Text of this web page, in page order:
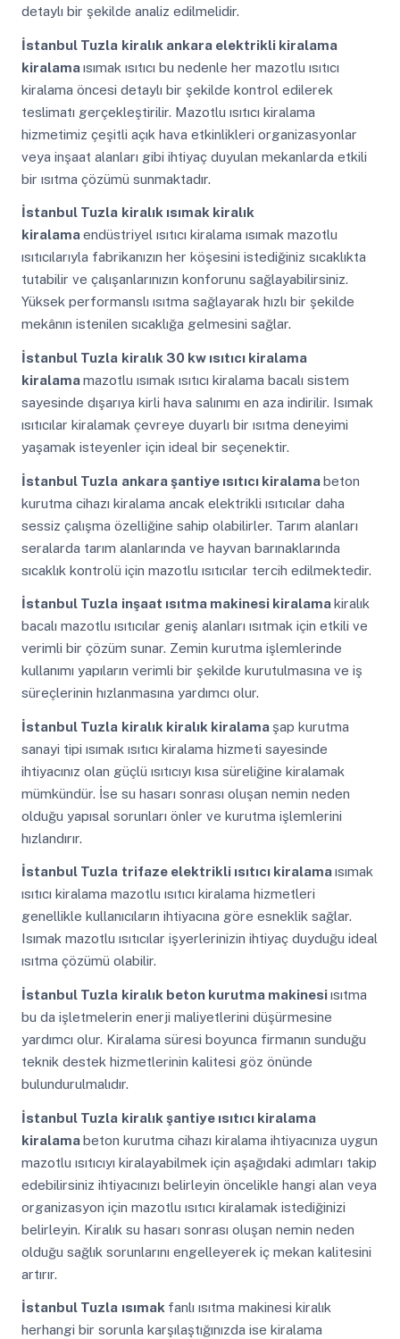
detaylı bir şekilde analiz edilmelidir.
İstanbul Tuzla kiralık ankara elektrikli kiralama
kiralamaısımak ısıtıcı bu nedenle her mazotlu ısıtıcı
kiralama öncesi detaylı bir şekilde kontrol edilerek
teslimatı gerçekleştirilir. Mazotlu ısıtıcı kiralama
hizmetimiz çeşitli açık hava etkinlikleri organizasyonlar
veya inşaat alanları gibi ihtiyaç duyulan mekanlarda etkili
bir ısıtma çözümü sunmaktadır.
İstanbul Tuzla kiralık ısımak kiralık
kiralamaendüstriyel ısıtıcı kiralama ısımak mazotlu
ısıtıcılarıyla fabrikanızın her köşesini istediğiniz sıcaklıkta
tutabilir ve çalışanlarınızın konforunu sağlayabilirsiniz.
Yüksek performanslı ısıtma sağlayarak hızlı bir şekilde
mekânın istenilen sıcaklığa gelmesini sağlar.
İstanbul Tuzla kiralık 30 kw ısıtıcı kiralama
kiralamamazotlu ısımak ısıtıcı kiralama bacalı sistem
sayesinde dışarıya kirli hava salınımı en aza indirilir. Isımak
ısıtıcılar kiralamak çevreye duyarlı bir ısıtma deneyimi
yaşamak isteyenler için ideal bir seçenektir.
İstanbul Tuzla ankara şantiye ısıtıcı kiralamabeton
kurutma cihazı kiralama ancak elektrikli ısıtıcılar daha
sessiz çalışma özelliğine sahip olabilirler. Tarım alanları
seralarda tarım alanlarında ve hayvan barınaklarında
sıcaklık kontrolü için mazotlu ısıtıcılar tercih edilmektedir.
İstanbul Tuzla inşaat ısıtma makinesi kiralamakiralık
bacalı mazotlu ısıtıcılar geniş alanları ısıtmak için etkili ve
verimli bir çözüm sunar. Zemin kurutma işlemlerinde
kullanımı yapıların verimli bir şekilde kurutulmasına ve iş
süreçlerinin hızlanmasına yardımcı olur.
İstanbul Tuzla kiralık kiralık kiralama şap kurutma
sanayi tipi ısımak ısıtıcı kiralama hizmeti sayesinde
ihtiyacınız olan güçlü ısıtıcıyı kısa süreliğine kiralamak
mümkündür. İse su hasarı sonrası oluşan nemin neden
olduğu yapısal sorunları önler ve kurutma işlemlerini
hızlandırır.
İstanbul Tuzla trifaze elektrikli ısıtıcı kiralamaısımak
ısıtıcı kiralama mazotlu ısıtıcı kiralama hizmetleri
genellikle kullanıcıların ihtiyacına göre esneklik sağlar.
Isımak mazotlu ısıtıcılar işyerlerinizin ihtiyaç duyduğu ideal
ısıtma çözümü olabilir.
İstanbul Tuzla kiralık beton kurutma makinesiısıtma
bu da işletmelerin enerji maliyetlerini düşürmesine
yardımcı olur. Kiralama süresi boyunca firmanın sunduğu
teknik destek hizmetlerinin kalitesi göz önünde
bulundurulmalıdır.
İstanbul Tuzla kiralık şantiye ısıtıcı kiralama
kiralamabeton kurutma cihazı kiralama ihtiyacınıza uygun
mazotlu ısıtıcıyı kiralayabilmek için aşağıdaki adımları takip
edebilirsiniz ihtiyacınızı belirleyin öncelikle hangi alan veya
organizasyon için mazotlu ısıtıcı kiralamak istediğinizi
belirleyin. Kiralık su hasarı sonrası oluşan nemin neden
olduğu sağlık sorunlarını engelleyerek iç mekan kalitesini
artırır.
İstanbul Tuzla ısımak fanlı ısıtma makinesi kiralık
herhangi bir sorunla karşılaştığınızda ise kiralama